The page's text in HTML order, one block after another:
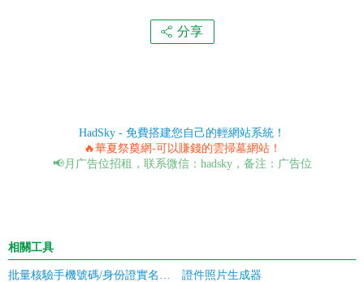
分享
HadSky - 免費搭建您自己的輕網站系統！
🔥華夏祭奠網-可以賺錢的雲掃墓網站！
📢月广告位招租，联系微信：hadsky，备注：广告位
相關工具
批量核驗手機號碼/身份證實名認證
證件照片生成器